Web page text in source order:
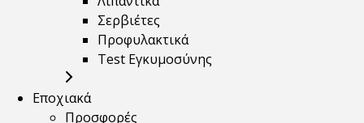
Σερβιέτες
Προφυλακτικά
Test Εγκυμοσύνης
Εποχιακά
Προσφορές